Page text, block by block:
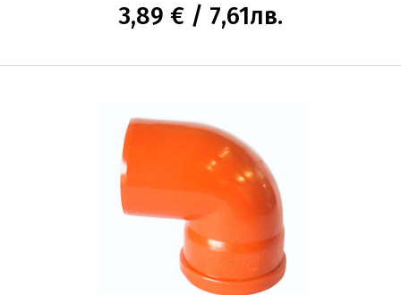
3,89 € / 7,61лв.